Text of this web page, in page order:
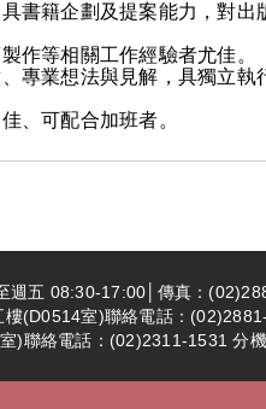
書籍企劃及提案能力，對
作等相關工作經驗者尤佳。
業想法與見解，具獨立執
、可配合加班者。
週五 08:30-17:00│傳真：
(D0514室)聯絡電話：
)聯絡電話：(02)2311-1531 分